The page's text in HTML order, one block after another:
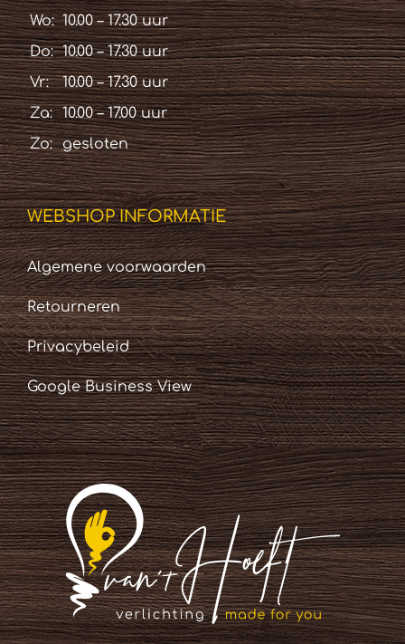
Wo: 10.00 – 17.30 uur
Do: 10.00 – 17.30 uur
Vr:
10.00 – 17.30 uur
Za:
10.00 – 17.00 uur
Zo:
gesloten
WEBSHOP INFORMATIE
Algemene voorwaarden
Retourneren
Privacybeleid
Google Business View